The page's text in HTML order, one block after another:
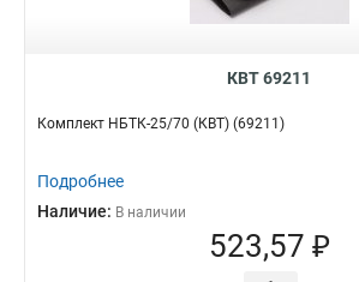
КВТ 69211
Комплект НБТК-25/70 (КВТ) (69211)
Подробнее
Наличие: В наличии
523,57 ₽